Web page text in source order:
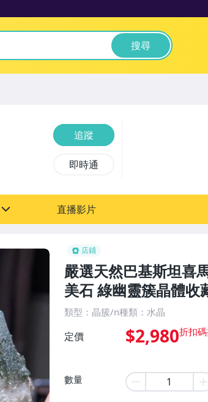
搜尋
店鋪
嚴選天然巴基斯坦喜
美石 綠幽靈簇晶體收
類型：晶簇/n種類：水晶
定價 $2,980
數量
追蹤
即時通
直播影片